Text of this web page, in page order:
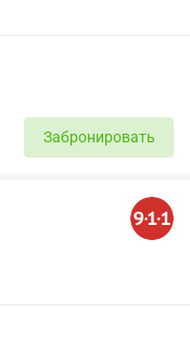
Забронировать